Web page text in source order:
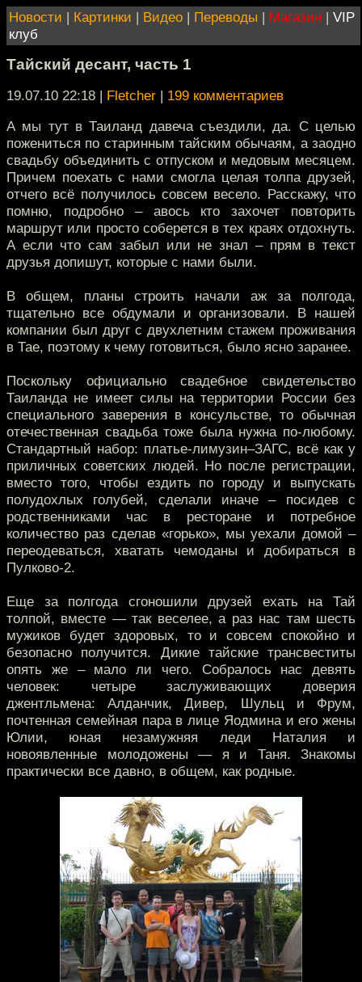
Новости | Картинки | Видео | Переводы | Магазин | VIP
клуб
Тайский десант, часть 1
19.07.10 22:18 | Fletcher | 199 комментариев
А мы тут в Таиланд давеча съездили, да. С целью
пожениться по старинным тайским обычаям, а заодно
свадьбу объединить с отпуском и медовым месяцем.
Причем поехать с нами смогла целая толпа друзей,
отчего всё получилось совсем весело. Расскажу, что
помню, подробно – авось кто захочет повторить
маршрут или просто соберется в тех краях отдохнуть.
А если что сам забыл или не знал – прям в текст
друзья допишут, которые с нами были.
В общем, планы строить начали аж за полгода,
тщательно все обдумали и организовали. В нашей
компании был друг с двухлетним стажем проживания
в Тае, поэтому к чему готовиться, было ясно заранее.
Поскольку официально свадебное свидетельство
Таиланда не имеет силы на территории России без
специального заверения в консульстве, то обычная
отечественная свадьба тоже была нужна по-любому.
Стандартный набор: платье-лимузин–ЗАГС, всё как у
приличных советских людей. Но после регистрации,
вместо того, чтобы ездить по городу и выпускать
полудохлых голубей, сделали иначе – посидев с
родственниками час в ресторане и потребное
количество раз сделав «горько», мы уехали домой –
переодеваться, хватать чемоданы и добираться в
Пулково-2.
Еще за полгода сгоношили друзей ехать на Тай
толпой, вместе — так веселее, а раз нас там шесть
мужиков будет здоровых, то и совсем спокойно и
безопасно получится. Дикие тайские трансвеститы
опять же – мало ли чего. Собралось нас девять
человек: четыре заслуживающих доверия
джентльмена: Алданчик, Дивер, Шульц и Фрум,
почтенная семейная пара в лице Яодмина и его жены
Юлии, юная незамужняя леди Наталия и
новоявленные молодожены — я и Таня. Знакомы
практически все давно, в общем, как родные.